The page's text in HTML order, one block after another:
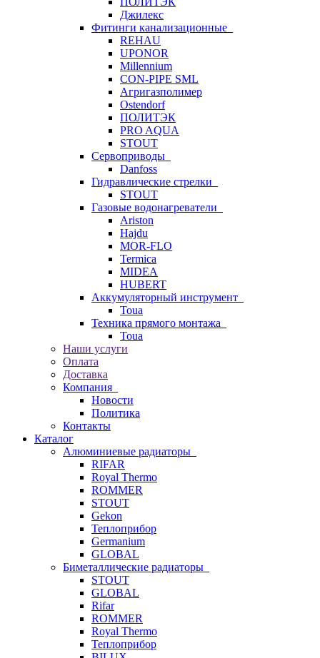
Джилекс
Фитинги канализационные
REHAU
UPONOR
Millennium
CON-PIPE SML
Агригазполимер
Ostendorf
ПОЛИТЭК
PRO AQUA
STOUT
Сервоприводы
Danfoss
Гидравлические стрелки
STOUT
Газовые водонагреватели
Ariston
Hajdu
MOR-FLO
Termica
MIDEA
HUBERT
Аккумуляторный инструмент
Toua
Техника прямого монтажа
Toua
Наши услуги
Оплата
Доставка
Компания
Новости
Политика
Контакты
Каталог
Алюминиевые радиаторы
RIFAR
Royal Thermo
ROMMER
STOUT
Gekon
Теплоприбор
Germanium
GLOBAL
Биметаллические радиаторы
STOUT
GLOBAL
Rifar
ROMMER
Royal Thermo
Теплоприбор